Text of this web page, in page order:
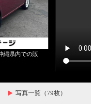
縄県内での販
写真一覧（79枚）